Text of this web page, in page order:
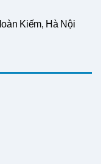
Kiếm, Hà Nội